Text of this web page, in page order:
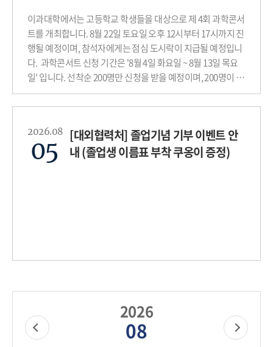
이과대학에서는 고등학교 학생들을 대상으로 제 4회 과학콘서
트를 개최합니다. 8월 22일 토요일 오후 12시부터 17시까지 진
행될 예정이며, 참석자에게는 점심 도시락이 지급될 예정입니
다. 과학콘서트 신청 기간은 '8월 4일 화요일 ~ 8월 13일 목요
일' 입니다. 선착순 200명만 신청을 받을 예정이며, 200명이 넘
는 경우 사전 마감될 수 있는 점 양해 부탁드립니다.
2026.08
05
[대외협력처] 졸업기념 기부 이벤트 안
내 (졸업생 이름표 부착 쿠옹이 증정)
2026
08